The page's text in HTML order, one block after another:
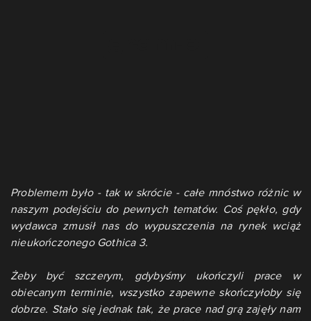
Problemem było - tak w skrócie - całe mnóstwo różnic w
naszym podejściu do pewnych tematów. Coś pękło, gdy
wydawca zmusił nas do wypuszczenia na rynek wciąż
nieukończonego Gothica 3.
Żeby być szczerym, gdybyśmy ukończyli prace w
obiecanym terminie, wszystko zapewne skończyłoby się
dobrze. Stało się jednak tak, że prace nad grą zajęły nam